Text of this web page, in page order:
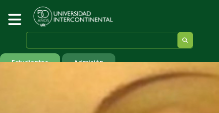
Estudiantes Admisión